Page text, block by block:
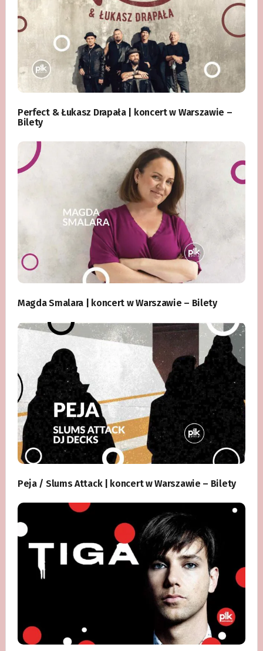
Perfect & Łukasz Drapała | koncert w Warszawie –
Bilety
Magda Smalara | koncert w Warszawie – Bilety
Peja / Slums Attack | koncert w Warszawie – Bilety